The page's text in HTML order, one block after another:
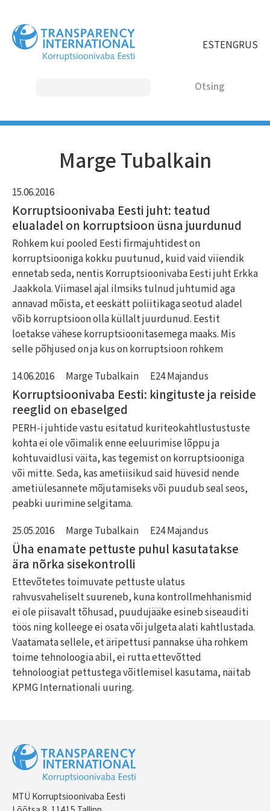
edasi
põhisisu
juurde
ESTENGRUS
NAVIGATION
Marge Tubalkain
15.06.2016
Korruptsioonivaba Eesti juht: teatud
elualadel on korruptsioon üsna juurdunud
Rohkem kui pooled Eesti firmajuhtidest on
korruptsiooniga kokku puutunud, kuid vaid viiendik
ennetab seda, nentis Korruptsioonivaba Eesti juht Erkka
Jaakkola. Viimasel ajal ilmsiks tulnud juhtumid aga
annavad mõista, et eeskätt poliitikaga seotud aladel
võib korruptsioon olla küllalt juurdunud. Eestit
loetakse vähese korruptsioonitasemega maaks. Mis
selle põhjused on ja kus on korruptsioon rohkem
14.06.2016 Marge Tubalkain E24 Majandus
Korruptsioonivaba Eesti: kingituste ja reiside
reeglid on ebaselged
PERH-i juhtide vastu esitatud kuriteokahtlustustuste
kohta ei ole võimalik enne eeluurimise lõppu ja
kohtuvaidlusi väita, kas tegemist on korruptsiooniga
või mitte. Seda, kas ametiisikud said hüvesid nende
ametiülesannete mõjutamiseks või puudub seal seos,
peabki uurimine selgitama.
25.05.2016 Marge Tubalkain E24 Majandus
Üha enamate pettuste puhul kasutatakse
ära nõrka sisekontrolli
Ettevõtetes toimuvate pettuste ulatus
rahvusvaheliselt suureneb, kuna kontrollmehhanismid
ei ole piisavalt tõhusad, puudujääke esineb siseauditi
töös ning kolleege ei osata või julgeta alati kahtlustada.
Vaatamata sellele, et äripettusi pannakse üha rohkem
toime tehnoloogia abil, ei rutta ettevõtted
tehnoloogiat pettustega võitlemisel kasutama, näitab
KPMG Internationali uuring.
MTÜ Korruptsioonivaba Eesti